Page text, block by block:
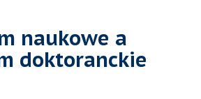
naukowe a
doktoranckie